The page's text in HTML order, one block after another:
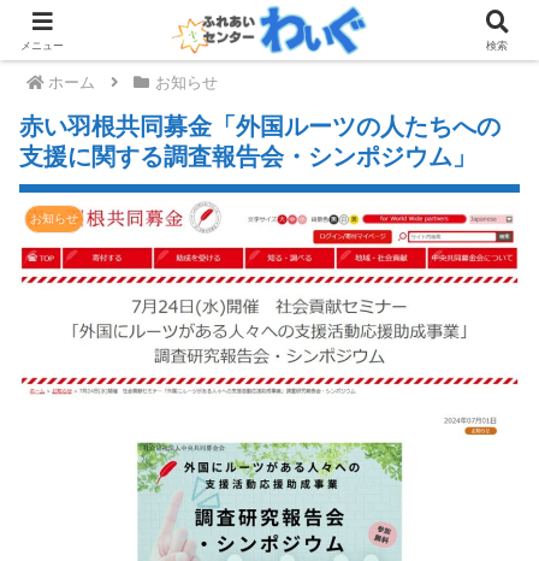
ホーム お知らせ
赤い羽根共同募金「外国ルーツの人たちへの
支援に関する調査報告会・シンポジウム」
お知らせ
メニュー 検索